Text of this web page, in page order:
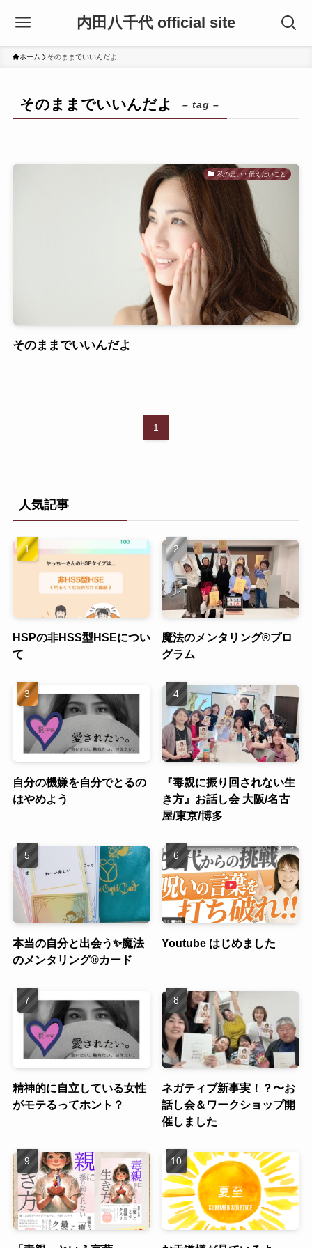
内田八千代 official site
ホーム そのままでいいんだよ
そのままでいいんだよ – tag –
私の思い・伝えたいこと
そのままでいいんだよ
1
人気記事
HSPの非HSS型HSEについ
て
魔法のメンタリング®︎プロ
グラム
自分の機嫌を自分でとるの
はやめよう
『毒親に振り回されない生
き方』お話し会 大阪/名古
屋/東京/博多
本当の自分と出会う✨魔法
のメンタリング®︎カード
Youtube はじめました
精神的に自立している女性
がモテるってホント？
ネガティブ新事実！？〜お
話し会＆ワークショップ開
催しました